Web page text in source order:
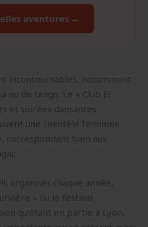
aventures →
incontournables, notamment
ou de tango. Le « Club El
et soirées dansantes
une clientèle féminine
correspondant bien aux
organisés chaque année,
» ou le festival
qu’étant en partie à Lyon,